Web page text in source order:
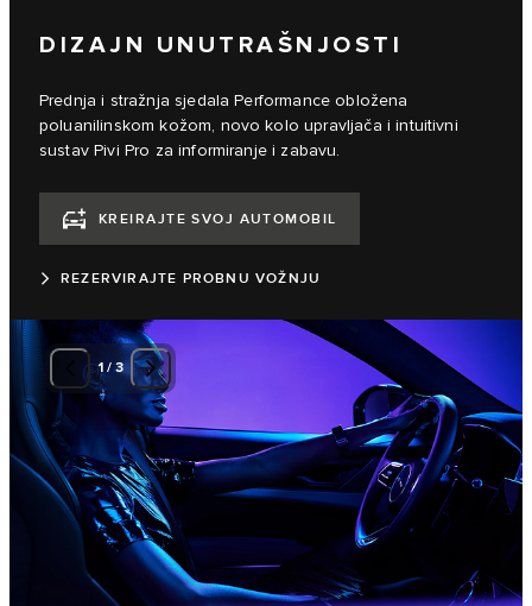
DIZAJN UNUTRAŠNJOSTI
Prednja i stražnja sjedala Performance obložena
poluanilinskom kožom, novo kolo upravljača i intuitivni
sustav Pivi Pro za informiranje i zabavu.
KREIRAJTE SVOJ AUTOMOBIL
REZERVIRAJTE PROBNU VOŽNJU
1/ 3